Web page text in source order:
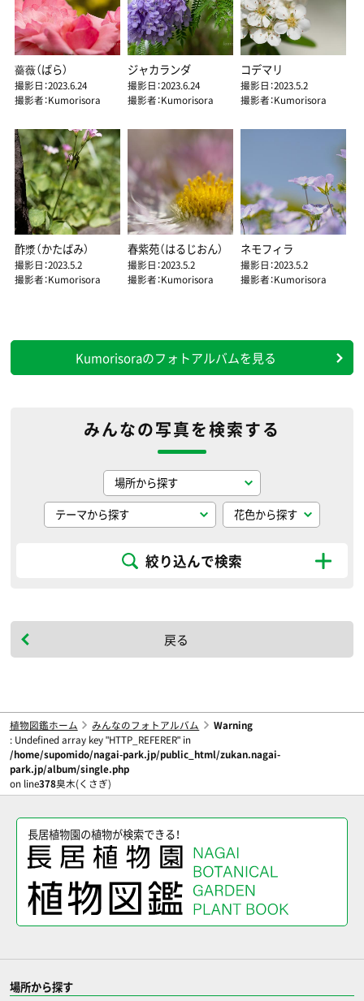
薔薇（ばら）
撮影日：2023.6.24
撮影者：Kumorisora
ジャカランダ
撮影日：2023.6.24
撮影者：Kumorisora
コデマリ
撮影日：2023.5.2
撮影者：Kumorisora
酢漿（かたばみ）
撮影日：2023.5.2
撮影者：Kumorisora
春紫苑（はるじおん）
撮影日：2023.5.2
撮影者：Kumorisora
ネモフィラ
撮影日：2023.5.2
撮影者：Kumorisora
Kumorisoraのフォトアルバムを見る
みんなの写真を検索する
絞り込んで検索
戻る
植物図鑑ホーム みんなのフォトアルバム
Warning
: Undefined array key "HTTP_REFERER" in
/home/supomido/nagai-park.jp/public_html/zukan.nagai-
park.jp/album/single.php
on line378臭木(くさぎ)
長居植物園の植物が検索できる！
場所から探す